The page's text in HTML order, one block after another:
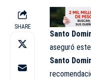
SHARE
Santo
aseguró
Santo